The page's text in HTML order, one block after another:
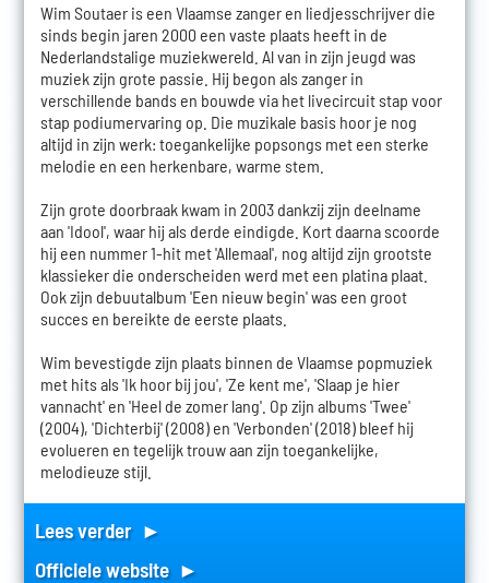
Wim Soutaer is een Vlaamse zanger en liedjesschrijver die
sinds begin jaren 2000 een vaste plaats heeft in de
Nederlandstalige muziekwereld. Al van in zijn jeugd was
muziek zijn grote passie. Hij begon als zanger in
verschillende bands en bouwde via het livecircuit stap voor
stap podiumervaring op. Die muzikale basis hoor je nog
altijd in zijn werk: toegankelijke popsongs met een sterke
melodie en een herkenbare, warme stem.
Zijn grote doorbraak kwam in 2003 dankzij zijn deelname
aan 'Idool', waar hij als derde eindigde. Kort daarna scoorde
hij een nummer 1-hit met 'Allemaal', nog altijd zijn grootste
klassieker die onderscheiden werd met een platina plaat.
Ook zijn debuutalbum 'Een nieuw begin' was een groot
succes en bereikte de eerste plaats.
Wim bevestigde zijn plaats binnen de Vlaamse popmuziek
met hits als 'Ik hoor bij jou', 'Ze kent me', 'Slaap je hier
vannacht' en 'Heel de zomer lang'. Op zijn albums 'Twee'
(2004), 'Dichterbij' (2008) en 'Verbonden' (2018) bleef hij
evolueren en tegelijk trouw aan zijn toegankelijke,
melodieuze stijl.
Lees verder ►
Officiele website ►